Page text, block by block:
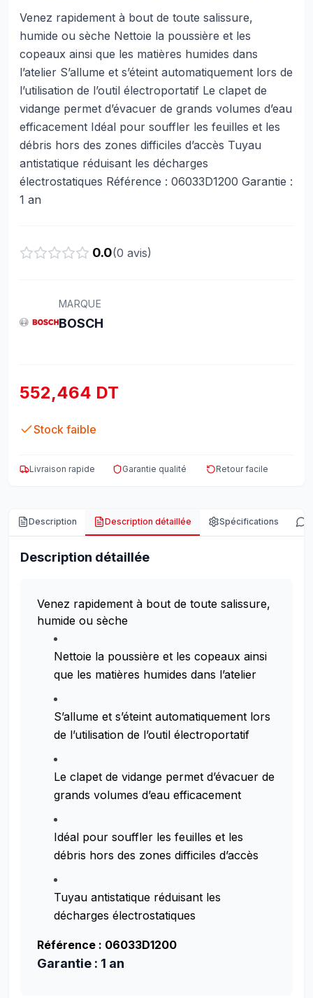
Venez rapidement à bout de toute salissure,
humide ou sèche Nettoie la poussière et les
copeaux ainsi que les matières humides dans
l’atelier S’allume et s’éteint automatiquement lors de
l’utilisation de l’outil électroportatif Le clapet de
vidange permet d’évacuer de grands volumes d’eau
efficacement Idéal pour souffler les feuilles et les
débris hors des zones difficiles d’accès Tuyau
antistatique réduisant les décharges
électrostatiques Référence : 06033D1200 Garantie :
1 an
0.0(0 avis)
MARQUE
BOSCH
552,464 DT
Stock faible
Livraison rapide Garantie qualité Retour facile
Description Description détaillée Spécifications
Description détaillée
Venez rapidement à bout de toute salissure,
humide ou sèche
Nettoie la poussière et les copeaux ainsi
que les matières humides dans l’atelier
S’allume et s’éteint automatiquement lors
de l’utilisation de l’outil électroportatif
Le clapet de vidange permet d’évacuer de
grands volumes d’eau efficacement
Idéal pour souffler les feuilles et les
débris hors des zones difficiles d’accès
Tuyau antistatique réduisant les
décharges électrostatiques
Référence : 06033D1200
Garantie : 1 an